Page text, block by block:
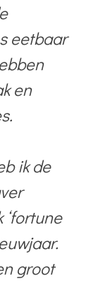
eetbaar
en
ik de
groot